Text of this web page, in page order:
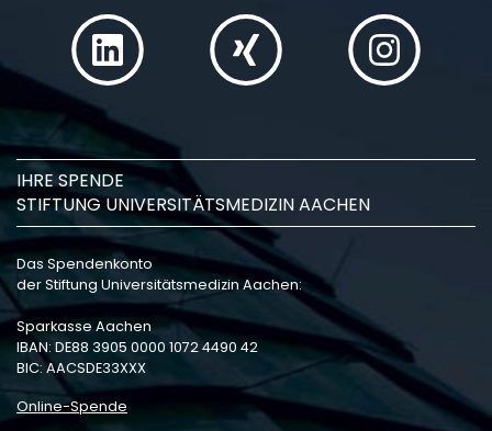
IHRE SPENDE
STIFTUNG UNIVERSITÄTSMEDIZIN AACHEN
Das Spendenkonto
der Stiftung Universitätsmedizin Aachen:
Sparkasse Aachen
IBAN: DE88 3905 0000 1072 4490 42
BIC: AACSDE33XXX
Online-Spende